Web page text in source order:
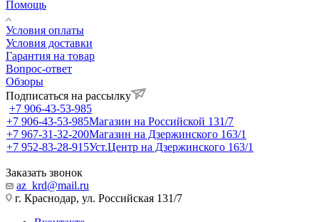
Помощь
Условия оплаты
Условия доставки
Гарантия на товар
Вопрос-ответ
Обзоры
Подписаться на рассылку
+7 906-43-53-985
+7 906-43-53-985Магазин на Российской 131/7
+7 967-31-32-200Магазин на Дзержинского 163/1
+7 952-83-28-915Уст.Центр на Дзержинского 163/1
Заказать звонок
az_krd@mail.ru
г. Краснодар, ул. Российская 131/7